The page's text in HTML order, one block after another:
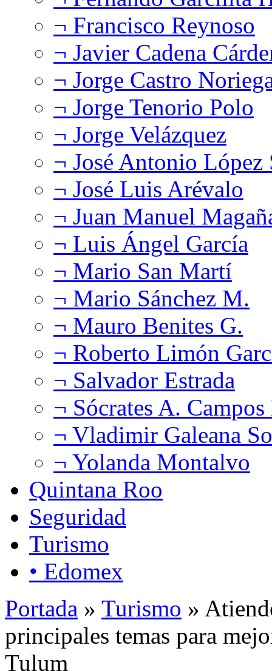
¬ Francisco Reynoso
¬ Javier Cadena
¬ Jorge Castro
¬ Jorge Tenorio Polo
¬ Jorge Velázquez
¬ José Antonio López
¬ José Luis Arévalo
¬ Juan Manuel
¬ Luis Ángel García
¬ Mario San Martí
¬ Mario Sánchez M.
¬ Mauro Benites G.
¬ Roberto Limón
¬ Salvador Estrada
¬ Sócrates A.
¬ Vladimir Galeana
¬ Yolanda Montalvo
Quintana Roo
Seguridad
Turismo
• Edomex
Portada » Turismo »
principales temas para
Tulum